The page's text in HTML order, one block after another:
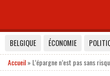
BELGIQUE ÉCONOMIE
Accueil» L’épargne n’est pas sans